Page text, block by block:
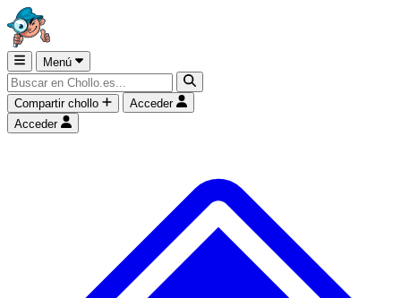
Menú
Compartir chollo
Acceder
Acceder